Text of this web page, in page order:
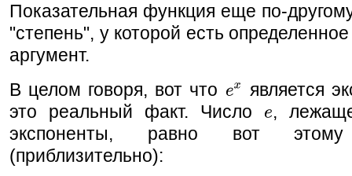
Показательная функция еще по-
"степень", у которой есть
аргумент.
В целом говоря, вот что
является
это реальный факт. Число
,
экспоненты, равно вот этому
(приблизительно):